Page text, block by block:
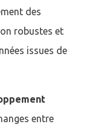
des
robustes et
issues de
entre